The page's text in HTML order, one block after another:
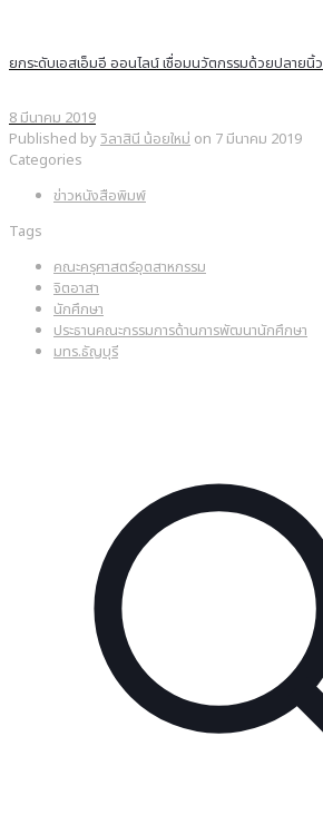
ยกระดับเอสเอ็มอี ออนไลน์ เชื่อมนวัตกรรมด้วยปลายนิ้ว
8 มีนาคม 2019
Published byวิลาสินี น้อยใหม่ on 7 มีนาคม 2019
Categories
ข่าวหนังสือพิมพ์
Tags
คณะครุศาสตร์อุตสาหกรรม
จิตอาสา
นักศึกษา
ประธานคณะกรรมการด้านการพัฒนานักศึกษา
มทร.ธัญบุรี